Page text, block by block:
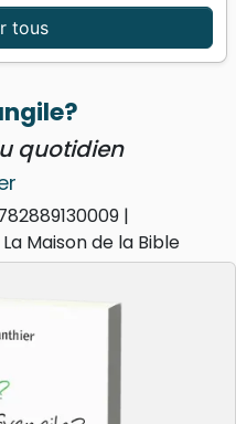
- Saisir les occasions du
quotidien
La Maison de la Bible
tous